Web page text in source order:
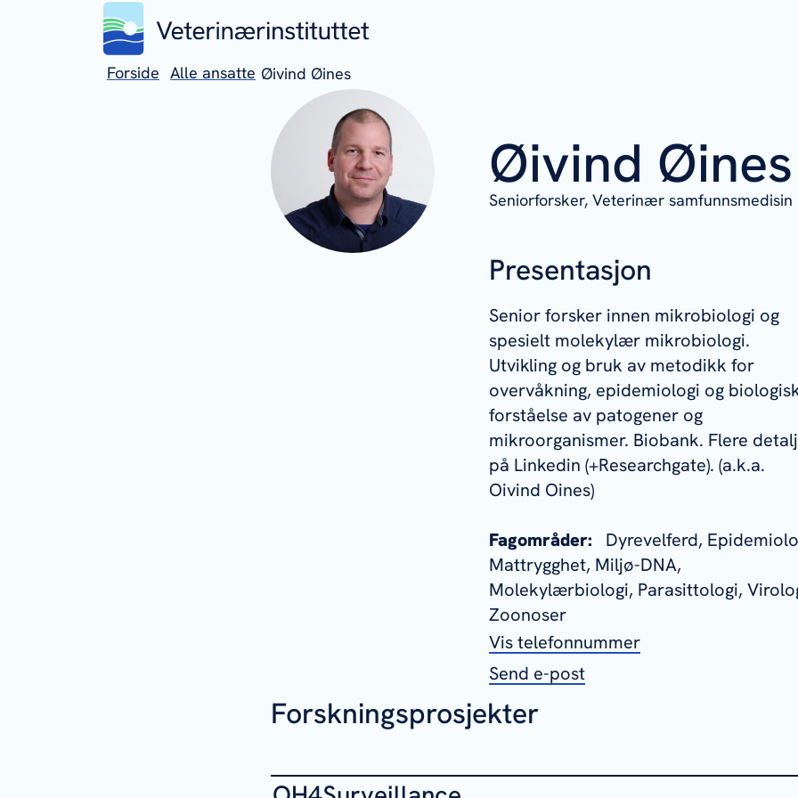
Forside Alle ansatte Øivind Øines
Øivind Øines
Seniorforsker,Veterinær samfunnsmedisin
Presentasjon
Senior forsker innen mikrobiologi og
spesielt molekylær mikrobiologi.
Utvikling og bruk av metodikk for
overvåkning, epidemiologi og
forståelse av patogener og
mikroorganismer. Biobank. Flere
på Linkedin (+Researchgate). (a.k.a.
Oivind Oines)
Fagområder:
Dyrevelferd,
Mattrygghet, Miljø-DNA,
Molekylærbiologi, Parasittologi,
Zoonoser
Vis telefonnummer
Send e-post
Forskningsprosjekter